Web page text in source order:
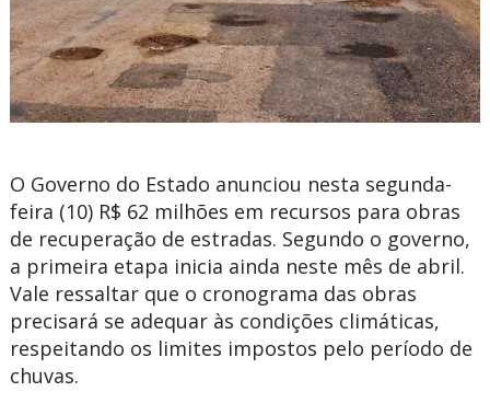
O Governo do Estado anunciou nesta segunda-
feira (10) R$ 62 milhões em recursos para obras
de recuperação de estradas. Segundo o governo,
a primeira etapa inicia ainda neste mês de abril.
Vale ressaltar que o cronograma das obras
precisará se adequar às condições climáticas,
respeitando os limites impostos pelo período de
chuvas.